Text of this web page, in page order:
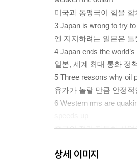
미국과 동맹국이 힘을
3 Japan is wrong to try
엔 지지하려는 일본은 틀
4 Japan ends the
일본, 세계 최대 통화 정
5 Three reasons why oil
유가가 놀랄 만큼 안정
6 Western rms are
중국의 전기 자동차 산
everyone thought
상세 이미지